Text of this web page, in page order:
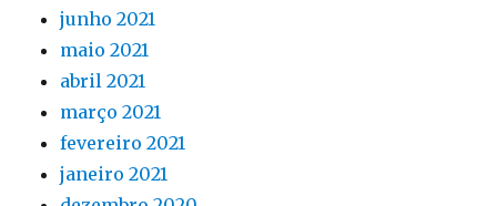
junho 2021
maio 2021
abril 2021
março 2021
fevereiro 2021
janeiro 2021